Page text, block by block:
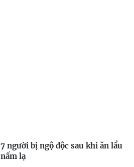
7 người bị ngộ độc sau khi ăn lẩu
nấm lạ